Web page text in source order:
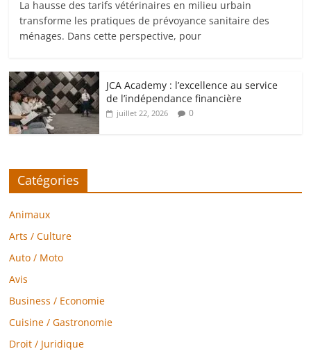
La hausse des tarifs vétérinaires en milieu urbain
transforme les pratiques de prévoyance sanitaire des
ménages. Dans cette perspective, pour
JCA Academy : l’excellence au service
de l’indépendance financière
juillet 22, 2026 0
Catégories
Animaux
Arts / Culture
Auto / Moto
Avis
Business / Economie
Cuisine / Gastronomie
Droit / Juridique